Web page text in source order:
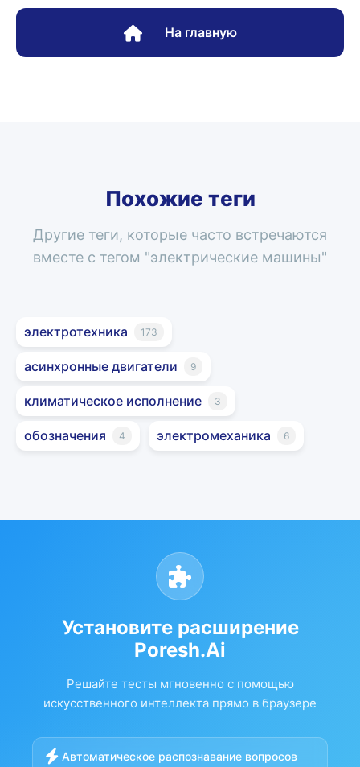
На главную
Похожие теги
Другие теги, которые часто встречаются
вместе с тегом "электрические машины"
электротехника 173
асинхронные двигатели 9
климатическое исполнение 3
обозначения 4 электромеханика 6
Установите расширение
Poresh.Ai
Решайте тесты мгновенно с помощью
искусственного интеллекта прямо в браузере
Автоматическое распознавание вопросов